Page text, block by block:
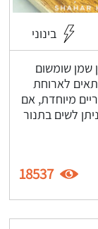
בינוני
שמן שומשום
לארוחת
מיוחדת, אם
לשים בתנור
18537